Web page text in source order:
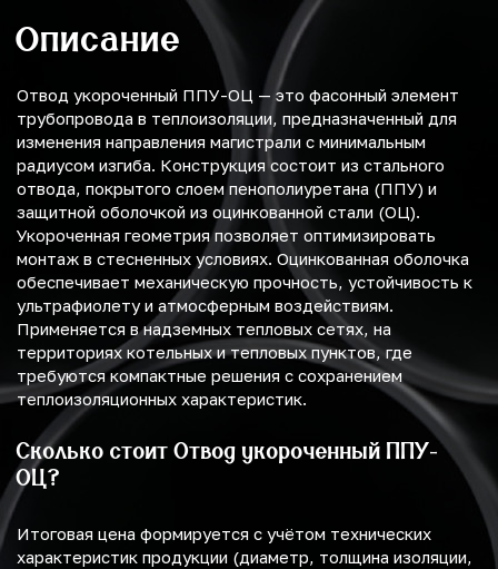
Описание
Отвод укороченный ППУ-ОЦ — это фасонный элемент
трубопровода в теплоизоляции, предназначенный для
изменения направления магистрали с минимальным
радиусом изгиба. Конструкция состоит из стального
отвода, покрытого слоем пенополиуретана (ППУ) и
защитной оболочкой из оцинкованной стали (ОЦ).
Укороченная геометрия позволяет оптимизировать
монтаж в стесненных условиях. Оцинкованная оболочка
обеспечивает механическую прочность, устойчивость к
ультрафиолету и атмосферным воздействиям.
Применяется в надземных тепловых сетях, на
территориях котельных и тепловых пунктов, где
требуются компактные решения с сохранением
теплоизоляционных характеристик.
Сколько стоит Отвод укороченный ППУ-
ОЦ?
Итоговая цена формируется с учётом технических
характеристик продукции (диаметр, толщина изоляции,